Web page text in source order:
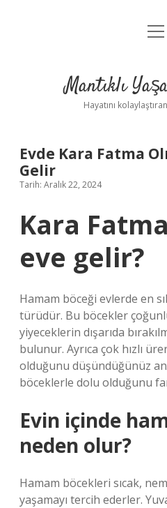
Yasal
Mantıklı
Hayatını
Evde Kara Fatma
Gelir
Tarih: Aralık 22, 2024
Kara
eve gelir?
Hamam böceği evlerde en
türüdür. Bu böcekler
yiyeceklerin dışarıda
bulunur. Ayrıca çok hızlı
olduğunu düşündüğünüz
böceklerle dolu olduğunu
Evin içinde
neden olur?
Hamam böcekleri sıcak,
yaşamayı tercih ederler.